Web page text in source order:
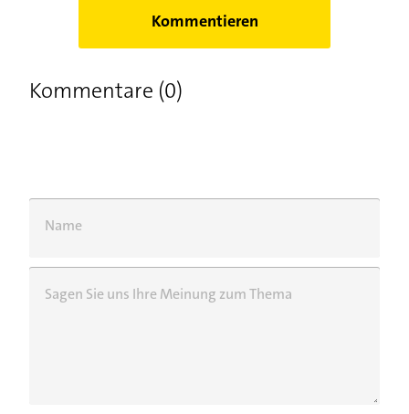
Kommentieren
Kommentare (0)
Name
Sagen Sie uns Ihre Meinung zum Thema